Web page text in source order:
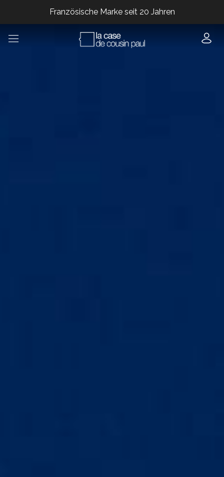
Französische Marke seit 20 Jahren
Französische Marke seit 20 Jahren
Französische Marke seit 20 Jahren
Französische Marke seit 20 Jahren